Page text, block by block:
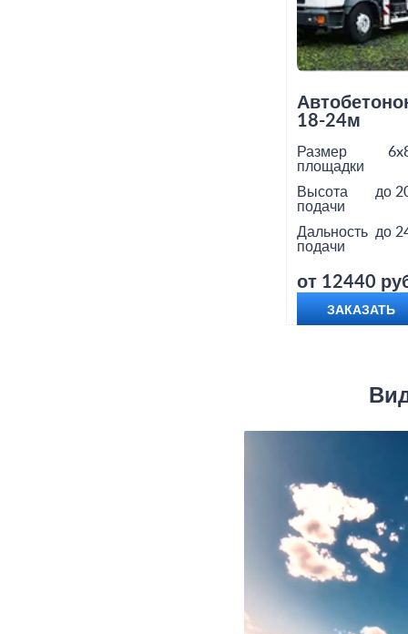
18-24м
Размер
площадки
Высота
подачи
до
Дальность
подачи
до
от 12440
ЗАКАЗАТЬ